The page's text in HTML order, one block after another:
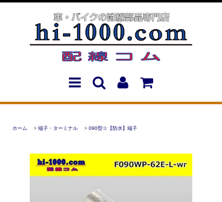
ホーム > 端子・ターミナル > 090型☆【防水】端子